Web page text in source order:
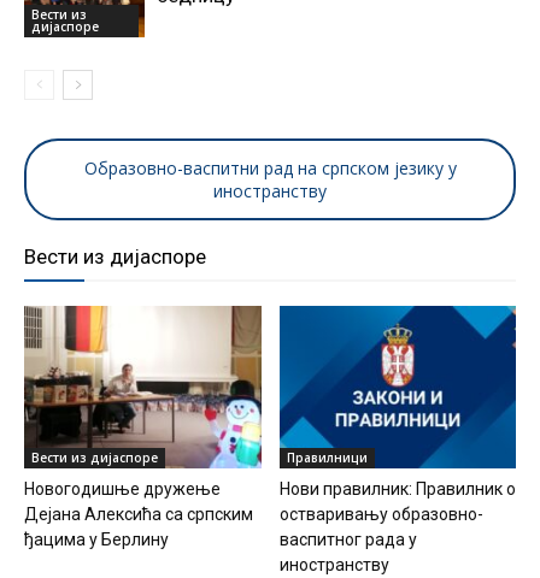
Вести из
дијаспоре
Образовно-васпитни рад на српском језику у
иностранству
Вести из дијаспоре
Вести из дијаспоре
Новогодишње дружење
Дејана Алексића са српским
ђацима у Берлину
Правилници
Нови правилник: Правилник о
остваривању образовно-
васпитног рада у
иностранству